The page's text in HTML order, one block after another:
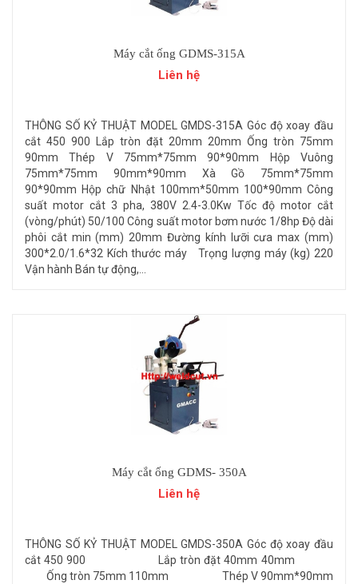
Máy cắt ống GDMS-315A
Liên hệ
THÔNG SỐ KỶ THUẬT MODEL GMDS-315A Góc độ xoay đầu
cắt 450 900 Lắp tròn đặt 20mm 20mm Ống tròn 75mm
90mm Thép V 75mm*75mm 90*90mm Hộp Vuông
75mm*75mm 90mm*90mm Xà Gồ 75mm*75mm
90*90mm Hộp chữ Nhật 100mm*50mm 100*90mm Công
suất motor cắt 3 pha, 380V 2.4-3.0Kw Tốc độ motor cắt
(vòng/phút) 50/100 Công suất motor bơm nước 1/8hp Độ dài
phôi cắt min (mm) 20mm Đường kính lưỡi cưa max (mm)
300*2.0/1.6*32 Kích thước máy Trọng lượng máy (kg) 220
Vận hành Bán tự động,...
Máy cắt ống GDMS- 350A
Liên hệ
THÔNG SỐ KỶ THUẬT MODEL GMDS-350A Góc độ xoay đầu
cắt 450 900 Lắp tròn đặt 40mm 40mm
Ống tròn 75mm 110mm Thép V 90mm*90mm